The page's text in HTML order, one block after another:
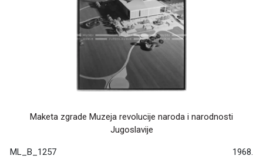
Maketa zgrade Muzeja revolucije naroda i narodnosti
Jugoslavije
ML_B_1257 1968.